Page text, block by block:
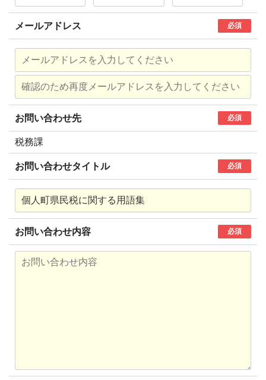
メールアドレス 必須
お問い合わせ先 必須
税務課
お問い合わせタイトル 必須
お問い合わせ内容 必須